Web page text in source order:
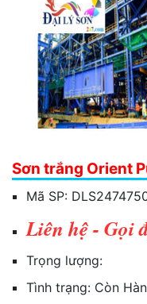
Sơn trắng Orient
Mã SP:
Liên hệ - Gọi
Trọng lượng:
Tình trạng: Còn